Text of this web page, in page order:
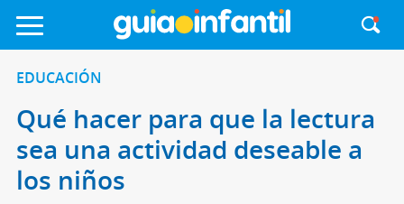
EDUCACIÓN
Qué hacer para que la lectura
sea una actividad deseable a
los niños